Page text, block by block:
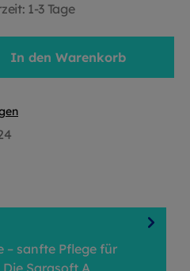
1-3 Tage
In den Warenkorb
– sanfte Pflege für
Sarasoft A